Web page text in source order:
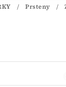
/ Prsteny /